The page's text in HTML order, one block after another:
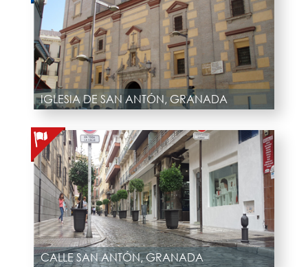
IGLESIA DE SAN ANTÓN, GRANADA
CALLE SAN ANTÓN, GRANADA